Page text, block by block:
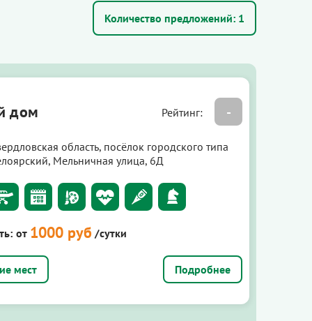
Количество предложений: 1
дом Рейтинг: -
область, посёлок городского типа
Мельничная улица, 6Д
от 1000 руб /сутки
Подробнее